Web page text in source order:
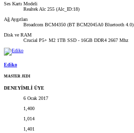
Ses Kartı Modeli
Realtek Alc 255 (Alc_ID:18)
Ağ Aygıtları
Broadcom BCM4350 (BT BCM2045A0 Bluetooth 4.0)
Disk ve RAM
Crucial P5+ M2 1TB SSD - 16GB DDR4 2667 Mhz
Ediko
MASTER JEDI
DENEYİMLİ ÜYE
6 Ocak 2017
1,400
1,014
1,401